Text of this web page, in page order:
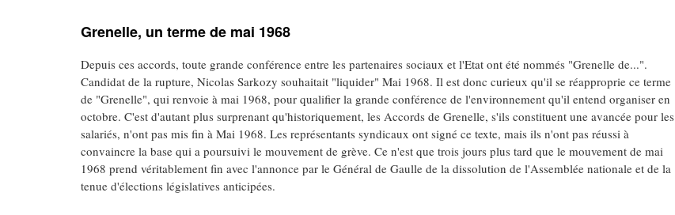
Grenelle, un terme de mai 1968
Depuis ces accords, toute grande conférence entre les partenaires sociaux et l'Etat ont été nommés "Grenelle de...".
Candidat de la rupture, Nicolas Sarkozy souhaitait "liquider" Mai 1968. Il est donc curieux qu'il se réapproprie ce terme
de "Grenelle", qui renvoie à mai 1968, pour qualifier la grande conférence de l'environnement qu'il entend organiser en
octobre. C'est d'autant plus surprenant qu'historiquement, les Accords de Grenelle, s'ils constituent une avancée pour les
salariés, n'ont pas mis fin à Mai 1968. Les représentants syndicaux ont signé ce texte, mais ils n'ont pas réussi à
convaincre la base qui a poursuivi le mouvement de grève. Ce n'est que trois jours plus tard que le mouvement de mai
1968 prend véritablement fin avec l'annonce par le Général de Gaulle de la dissolution de l'Assemblée nationale et de la
tenue d'élections législatives anticipées.